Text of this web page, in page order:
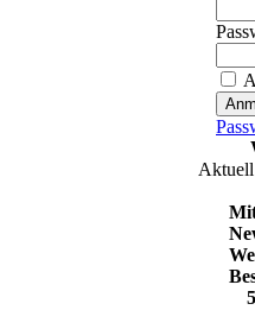
Aktuell